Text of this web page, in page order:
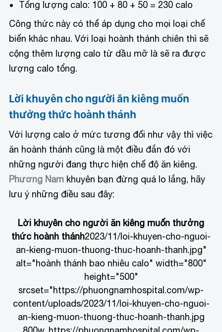
Tổng lượng calo: 100 + 80 + 50 = 230 calo
Công thức này có thể áp dụng cho mọi loại chế
biến khác nhau. Với loại hoành thánh chiên thì sẽ
cộng thêm lượng calo từ dầu mỡ là sẽ ra được
lượng calo tổng.
Lời khuyên cho người ăn kiêng muốn
thưởng thức hoành thánh
Với lượng calo ở mức tương đối như vậy thì việc
ăn hoành thánh cũng là một điều đắn đó với
những người đang thực hiện chế độ ăn kiêng.
Phương Nam khuyên bạn đừng quá lo lắng, hãy
lưu ý những điều sau đây:
Lời khuyên cho người ăn kiêng muốn thưởng
thức hoành thánh2023/11/loi-khuyen-cho-nguoi-
an-kieng-muon-thuong-thuc-hoanh-thanh.jpg"
alt="hoành thánh bao nhiêu calo" width="800"
height="500"
srcset="https://phuongnamhospital.com/wp-
content/uploads/2023/11/loi-khuyen-cho-nguoi-
an-kieng-muon-thuong-thuc-hoanh-thanh.jpg